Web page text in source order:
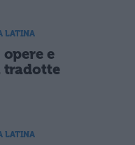
LATINA
e
tradotte
LATINA